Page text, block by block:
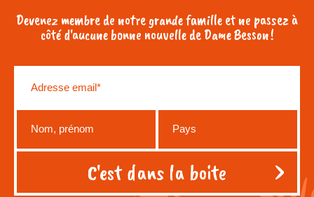
Devenez membre de notre grande famille et ne passez à
côté d'aucune bonne nouvelle de Dame Besson !